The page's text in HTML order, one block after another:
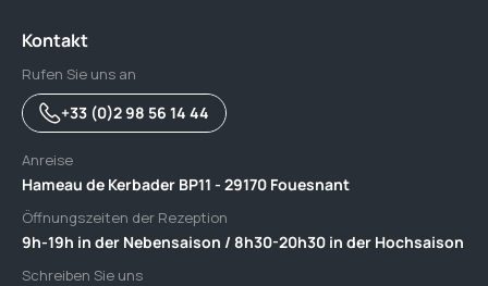
Kontakt
Rufen Sie uns an
+33 (0)2 98 56 14 44
Anreise
Hameau de Kerbader BP11 - 29170 Fouesnant
Öffnungszeiten der Rezeption
9h-19h in der Nebensaison / 8h30-20h30 in der Hochsaison
Schreiben Sie uns